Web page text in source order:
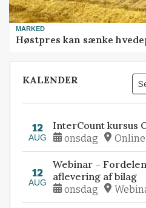
MARKED
Høstpres kan sænke
KALENDER
12
AUG
InterCount kursus
onsdag Online
12
AUG
Webinar –
aflevering af bilag
onsdag